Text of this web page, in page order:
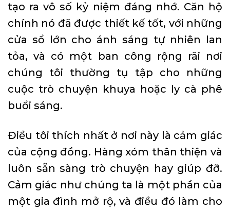
tạo ra vô số kỷ niệm đáng nhớ. Căn hộ
chính nó đã được thiết kế tốt, với những
cửa sổ lớn cho ánh sáng tự nhiên lan
tỏa, và có một ban công rộng rãi nơi
chúng tôi thường tụ tập cho những
cuộc trò chuyện khuya hoặc ly cà phê
buổi sáng.
Điều tôi thích nhất ở nơi này là cảm giác
của cộng đồng. Hàng xóm thân thiện và
luôn sẵn sàng trò chuyện hay giúp đỡ.
Cảm giác như chúng ta là một phần của
một gia đình mở rộ, và điều đó làm cho